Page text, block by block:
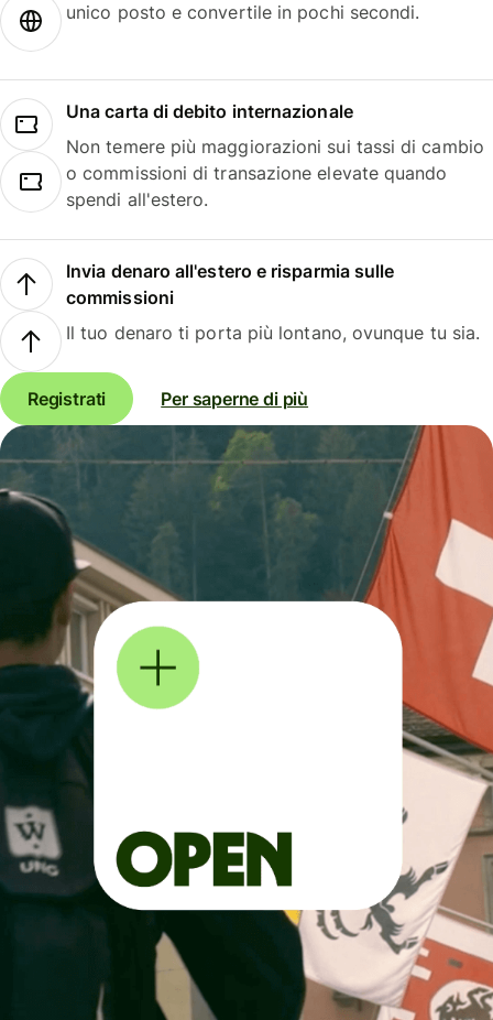
unico posto e convertile in pochi secondi.
Una carta di debito internazionale
Non temere più maggiorazioni sui tassi di cambio
o commissioni di transazione elevate quando
spendi all'estero.
Invia denaro all'estero e risparmia sulle
commissioni
Il tuo denaro ti porta più lontano, ovunque tu sia.
Registrati Per saperne di più